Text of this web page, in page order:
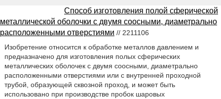
Способ изготовления полой сферической
металлической оболочки с двумя соосными, диаметрально
расположенными отверстиями // 2211106
Изобретение относится к обработке металлов давлением и
предназначено для изготовления полых сферических
металлических оболочек с двумя соосными, диаметрально
расположенными отверстиями или с внутренней проходной
трубой, образующей сквозной проход, и может быть
использовано при производстве пробок шаровых